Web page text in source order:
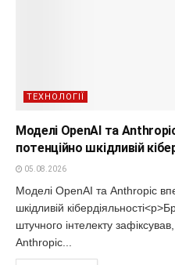
ТЕХНОЛОГІЇ
Моделі OpenAI та
потенційно шкідливій
05.08.2026
Моделі OpenAI та Anthropic
шкідливій
штучного інтелекту
Anthropic...